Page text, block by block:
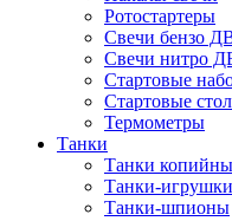
Ротостартеры
Свечи бензо
Свечи нитро
Стартовые
Стартовые
Термометры
Танки
Танки
Танки-игрушки
Танки-шпионы